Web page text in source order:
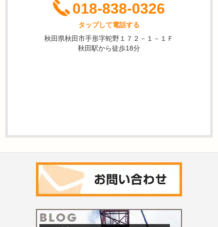
018-838-0326
タップして電話する
秋田県秋田市手形字蛇野１７２－１－１Ｆ
秋田駅から徒歩18分